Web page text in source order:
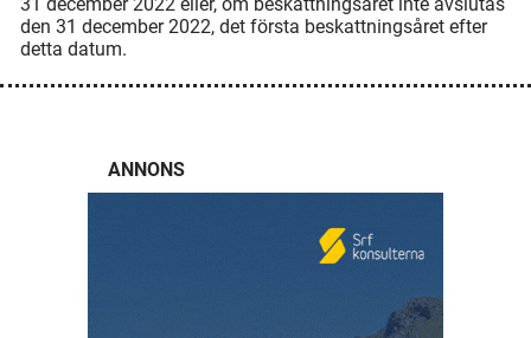
den 31 december 2022, det första beskattningsåret efter
detta datum.
ANNONS